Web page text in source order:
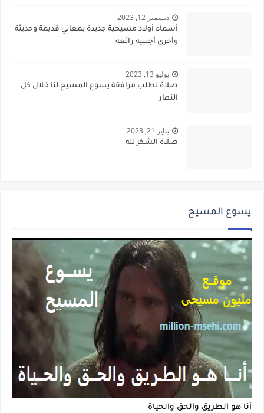
ديسمبر 12, 2023
أسماء أولاد مسيحية جديدة بمعاني قديمة وحديثة
وأخرى أجنبية رائعة
يوليو 13, 2023
صلاة لطلب مرافقة يسوع المسيح لنا خلال كل
النهار
يناير 21, 2023
صلاة الشكر لله
يسوع المسيح
أنا هو الطريق والحق والحياة